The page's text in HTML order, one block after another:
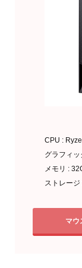
CPU :
グラフィ
メモリ :
ストレージ
マウ